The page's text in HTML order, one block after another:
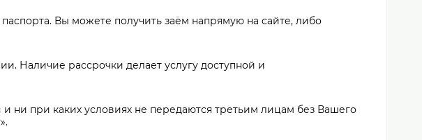
Вы можете получить заём напрямую на сайте, либо
Наличие рассрочки делает услугу доступной и
при каких условиях не передаются третьим лицам без Вашего